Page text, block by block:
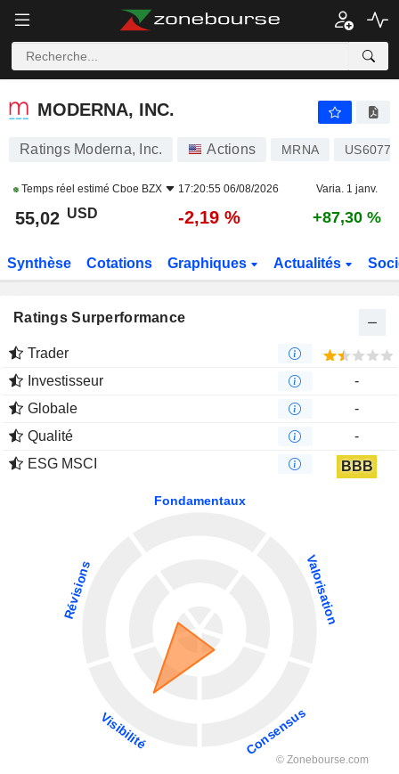
MODERNA, INC.
MODERNA, INC.
Ratings Moderna, Inc. Actions MRNA
Temps réel estimé Cboe BZX 17:20:55 06/08/2026 Varia. 1 janv.
55,02 USD -2,19 % +87,30 %
Synthèse Cotations Graphiques Actualités
Ratings Surperformance
Trader
Investisseur
-
Globale
-
Qualité
-
ESG MSCI
BBB